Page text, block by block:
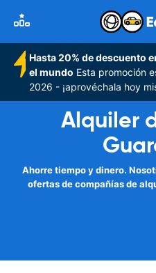
Hasta 20% de descuento
el mundo Esta promoción
2026 - ¡aprovéchala hoy
Alquiler
Ahorre tiempo y dinero.
ofertas de compañías de